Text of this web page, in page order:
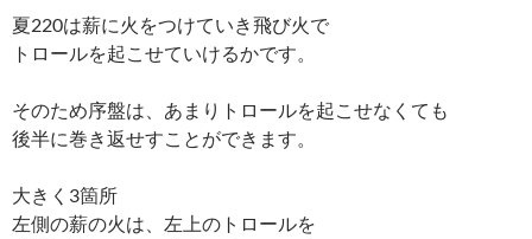
夏220は薪に火をつけていき飛び火で
トロールを起こせていけるかです。
そのため序盤は、あまりトロールを起こせなくても
後半に巻き返せすことができます。
大きく3箇所
左側の薪の火は、左上のトロールを